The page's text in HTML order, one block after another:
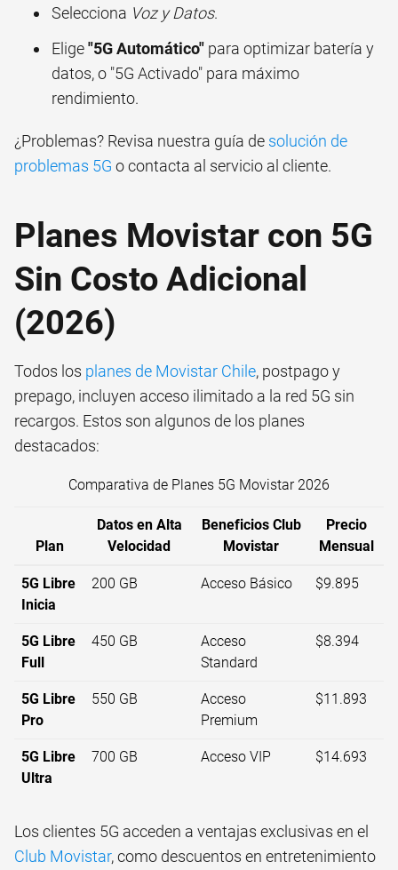
Selecciona Voz y Datos.
Elige"5G Automático" para optimizar batería y
datos, o "5G Activado" para máximo
rendimiento.
¿Problemas? Revisa nuestra guía de solución de
problemas 5G o contacta al servicio al cliente.
Planes Movistar con 5G
Sin Costo Adicional
(2026)
Todos los planes de Movistar Chile, postpago y
prepago, incluyen acceso ilimitado a la red 5G sin
recargos. Estos son algunos de los planes
destacados:
Comparativa de Planes 5G Movistar 2026
Plan
Datos en Alta
Velocidad
Beneficios Club
Movistar
Precio
Mensual
5G Libre
Inicia
200 GB Acceso Básico $9.895
5G Libre
Full
450 GB
Acceso
Standard
$8.394
5G Libre
Pro
550 GB
Acceso
Premium
$11.893
5G Libre
Ultra
700 GB Acceso VIP $14.693
Los clientes 5G acceden a ventajas exclusivas en el
Club Movistar, como descuentos en entretenimiento